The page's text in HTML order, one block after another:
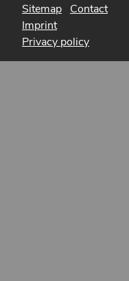
Sitemap Contact
Imprint
Privacy policy